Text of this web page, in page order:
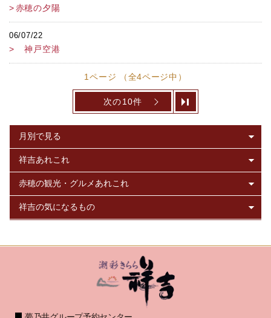
赤穂の夕陽
06/07/22
神戸空港
1ページ （全4ページ中）
次の10件